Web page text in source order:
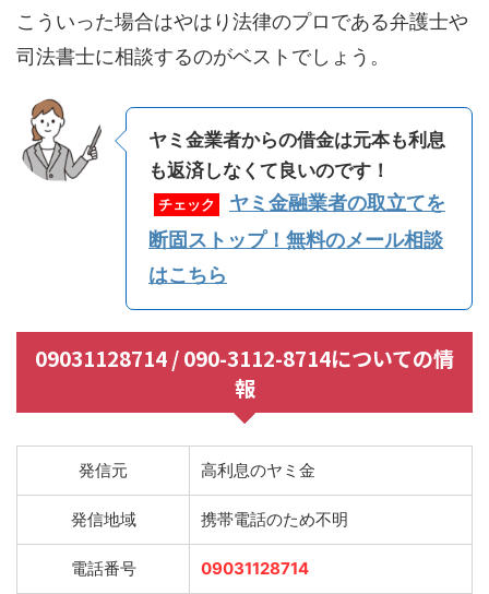
こういった場合はやはり法律のプロである弁護士や
司法書士に相談するのがベストでしょう。
ヤミ金業者からの借金は元本も利息
も返済しなくて良いのです！
チェック
ヤミ金融業者の取立てを
断固ストップ！無料のメール相談
はこちら
09031128714 / 090-3112-8714についての情
報
発信元 高利息のヤミ金
発信地域 携帯電話のため不明
電話番号 09031128714